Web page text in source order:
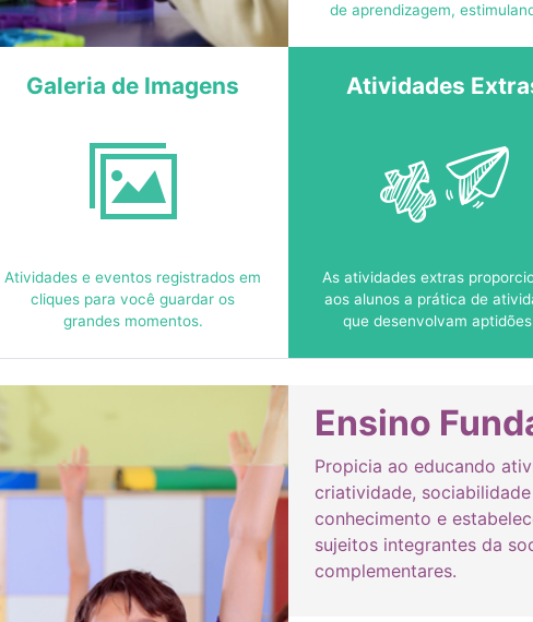
de aprendizagem,
atitudes a partir de soluções
problemas que remetem à
Galeria de Imagens
Atividades e eventos registrados em
cliques para você guardar os
grandes momentos.
Atividades
As atividades extras
aos alunos a prática de
que desenvolvam
convivência em grupos
Ensino
Propicia ao educando
criatividade,
conhecimento e
sujeitos integrantes da
complementares.